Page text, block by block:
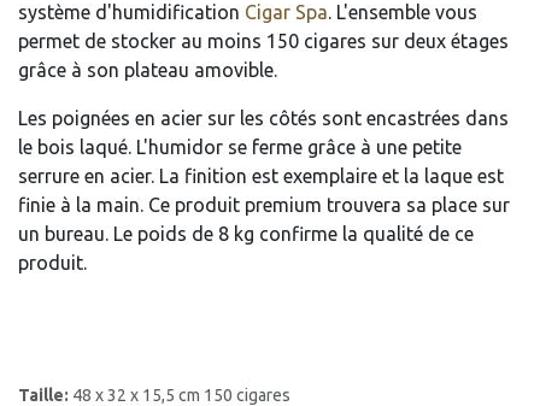
système d'humidification Cigar Spa. L'ensemble vous
permet de stocker au moins 150 cigares sur deux étages
grâce à son plateau amovible.
Les poignées en acier sur les côtés sont encastrées dans
le bois laqué. L'humidor se ferme grâce à une petite
serrure en acier. La finition est exemplaire et la laque est
finie à la main. Ce produit premium trouvera sa place sur
un bureau. Le poids de 8 kg confirme la qualité de ce
produit.
Taille: 48 x 32 x 15,5 cm 150 cigares